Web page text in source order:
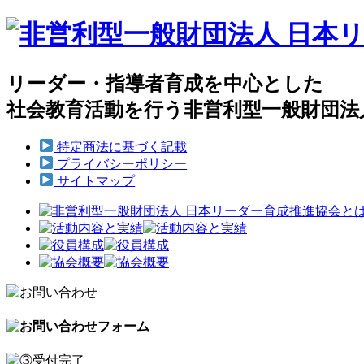
リーダー・指導者育成を中心とした
社会教育活動を行う非営利型一般財団法
特定商法に基づく記載
プライバシーポリシー
サイトマップ